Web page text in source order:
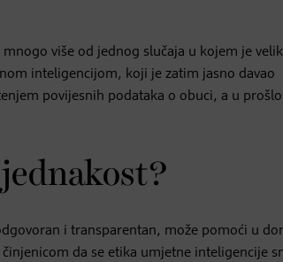
više od jednog slučaja u kojem je
inteligencijom, koji je zatim jasno davao
povijesnih podataka o obuci, a u
i transparentan, može pomoći u
da se etika umjetne inteligencije